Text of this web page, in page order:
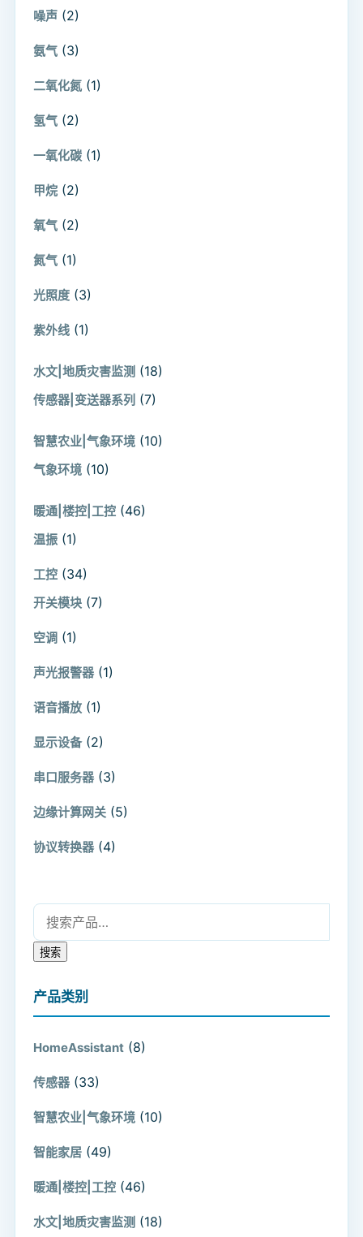
噪声 (2)
氨气 (3)
二氧化氮 (1)
氢气 (2)
一氧化碳 (1)
甲烷 (2)
氧气 (2)
氮气 (1)
光照度 (3)
紫外线 (1)
水文|地质灾害监测 (18)
传感器|变送器系列 (7)
智慧农业|气象环境 (10)
气象环境 (10)
暖通|楼控|工控 (46)
温振 (1)
工控 (34)
开关模块 (7)
空调 (1)
声光报警器 (1)
语音播放 (1)
显示设备 (2)
串口服务器 (3)
边缘计算网关 (5)
协议转换器 (4)
搜索：
搜索
产品类别
HomeAssistant (8)
传感器 (33)
智慧农业|气象环境 (10)
智能家居 (49)
暖通|楼控|工控 (46)
水文|地质灾害监测 (18)